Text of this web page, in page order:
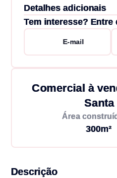
Detalhes adicionais
Tem interesse? Entre
E-mail
Comercial à
Santa
Área
300m²
Descrição